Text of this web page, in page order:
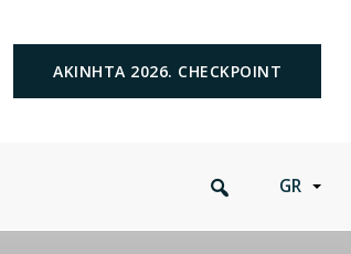
ΑΚΙΝΗΤΑ 2026. CHECKPOINT
GR
Search
this